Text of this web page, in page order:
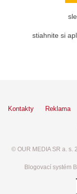
stiahnite si
Kontakty Reklama
© OUR MEDIA SR a. s.
Blogovací systém